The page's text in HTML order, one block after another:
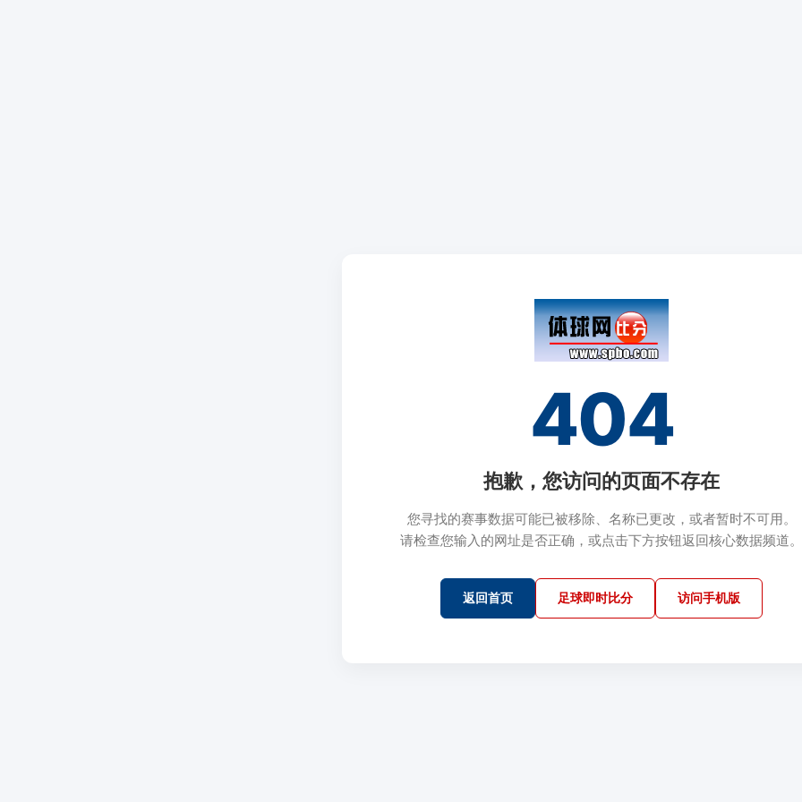
404
抱歉，您访问的页面不存在
您寻找的赛事数据可能已被移除、名称已更改，或者暂时不可用。
请检查您输入的网址是否正确，或点击下方按钮返回核心数据频道。
返回首页 足球即时比分 访问手机版